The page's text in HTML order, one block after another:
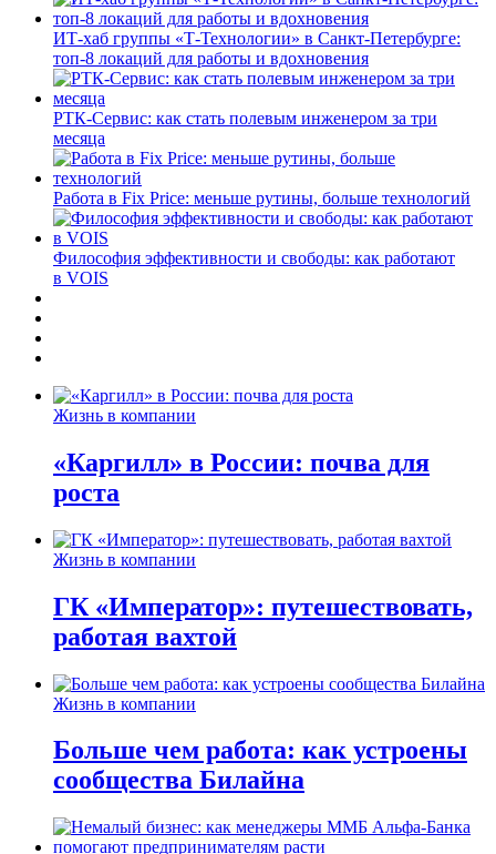
ИТ-хаб группы «Т-Технологии» в Санкт-Петербурге:
топ-8 локаций для работы и вдохновения
РТК-Сервис: как стать полевым инженером за три
месяца
Работа в Fix Price: меньше рутины, больше технологий
Философия эффективности и свободы: как работают
в VOIS
Жизнь в компании
«Каргилл» в России: почва для
роста
Жизнь в компании
ГК «Император»: путешествовать,
работая вахтой
Жизнь в компании
Больше чем работа: как устроены
сообщества Билайна